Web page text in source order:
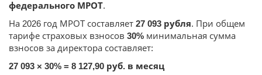
федерального МРОТ.
На 2026 год МРОТ составляет 27 093 рубля. При общем
тарифе страховых взносов 30% минимальная сумма
взносов за директора составляет:
27 093 × 30% = 8 127,90 руб. в месяц